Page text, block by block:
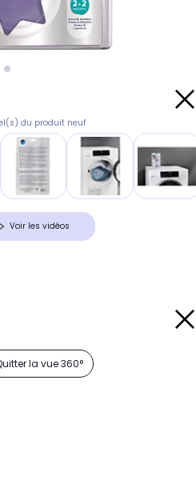
du produit neuf
Voir les vidéos
la vue 360°